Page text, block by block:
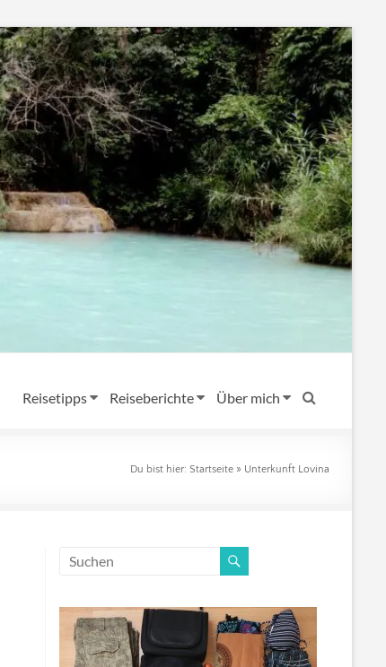
Reisetipps Reiseberichte Über mich
Du bist hier: Startseite » Unterkunft Lovina